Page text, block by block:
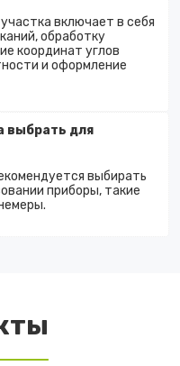
включает в себя
обработку
координат углов
и оформление
выбрать для
выбирать
приборы, такие